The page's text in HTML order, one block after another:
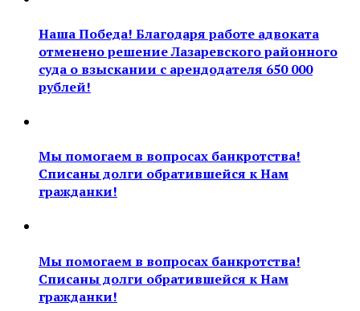
Наша Победа! Благодаря работе адвоката
отменено решение Лазаревского районного
суда о взыскании с арендодателя 650 000
рублей!
Мы помогаем в вопросах банкротства!
Списаны долги обратившейся к Нам
гражданки!
Мы помогаем в вопросах банкротства!
Списаны долги обратившейся к Нам
гражданки!